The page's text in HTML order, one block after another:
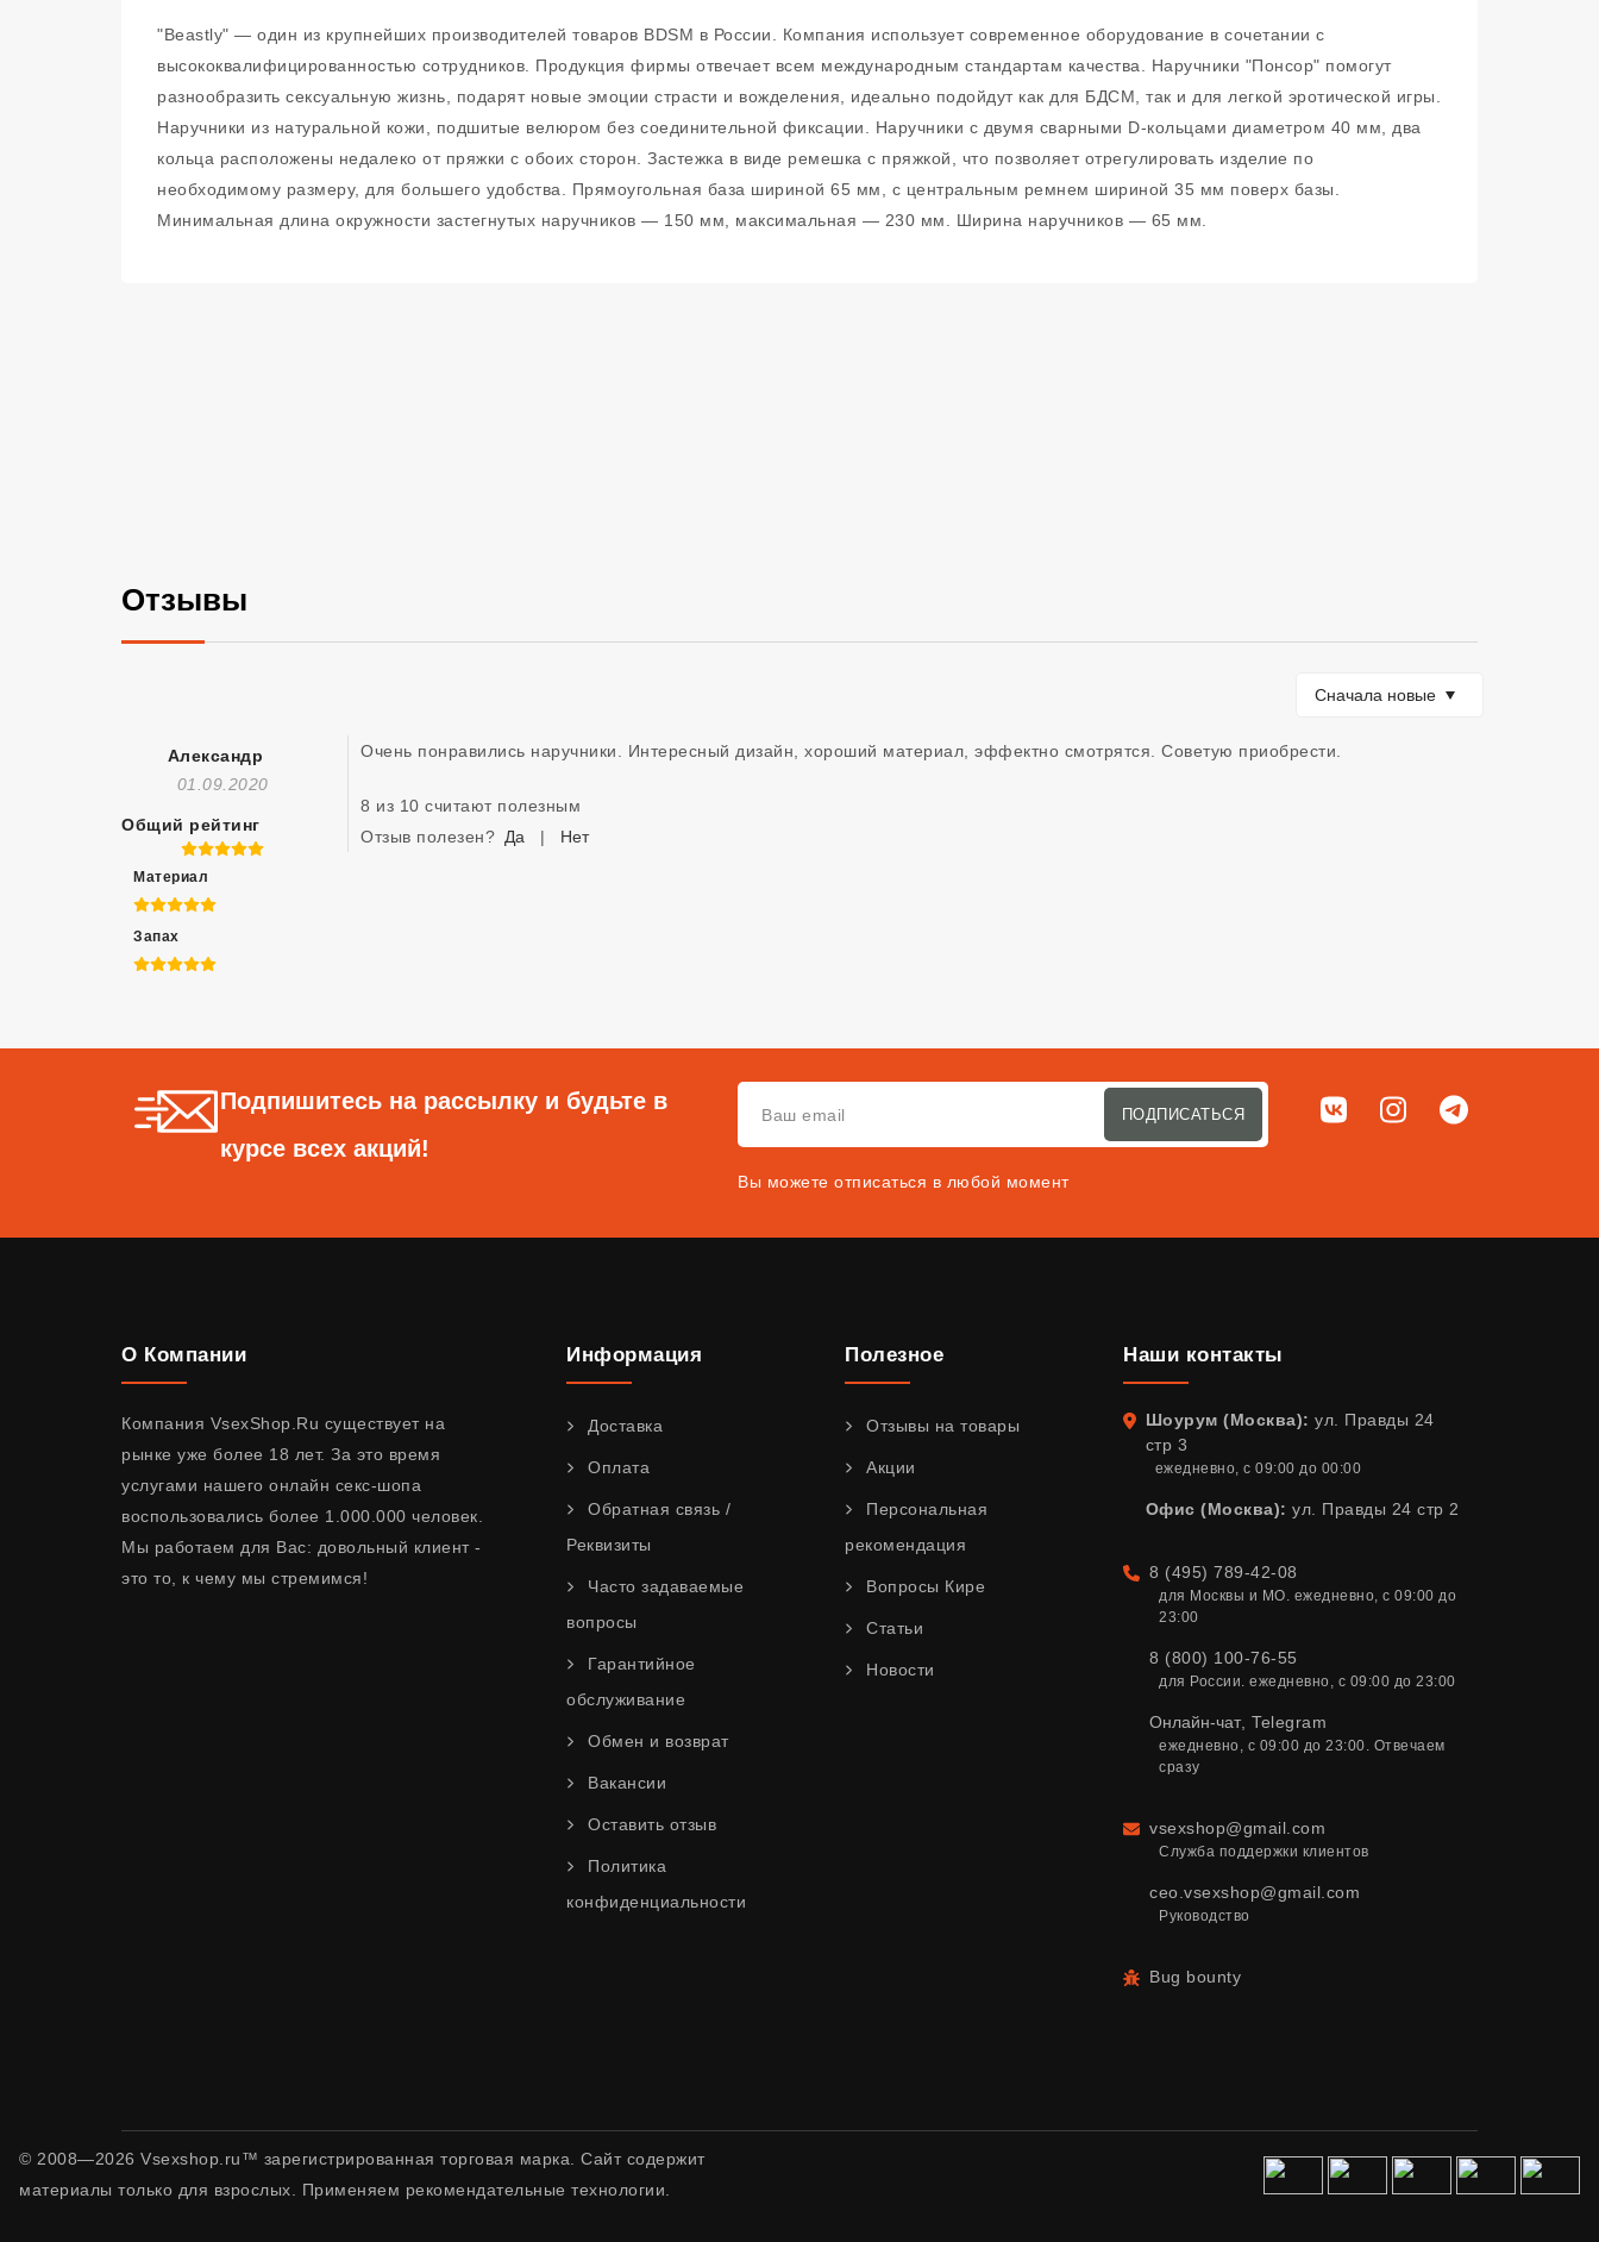
"Beastly" — один из крупнейших производителей товаров BDSM в России. Компания использует современное оборудование в сочетании с
высококвалифицированностью сотрудников. Продукция фирмы отвечает всем международным стандартам качества. Наручники "Понсор" помогут
разнообразить сексуальную жизнь, подарят новые эмоции страсти и вожделения, идеально подойдут как для БДСМ, так и для легкой эротической игры.
Наручники из натуральной кожи, подшитые велюром без соединительной фиксации. Наручники с двумя сварными D-кольцами диаметром 40 мм, два
кольца расположены недалеко от пряжки с обоих сторон. Застежка в виде ремешка с пряжкой, что позволяет отрегулировать изделие по
необходимому размеру, для большего удобства. Прямоугольная база шириной 65 мм, с центральным ремнем шириной 35 мм поверх базы.
Минимальная длина окружности застегнутых наручников — 150 мм, максимальная — 230 мм. Ширина наручников — 65 мм.
Отзывы
Сортировать по
Сначала новые
Александр
Отзыв Создан
01.09.2020
Общий рейтинг
5 из 5
Материал
5 из 5
Запах
5 из 5
Очень понравились наручники. Интересный дизайн, хороший материал, эффектно смотрятся. Советую приобрести.
8 из 10 считают полезным
Отзыв полезен? Да | Нет
Подпишитесь на рассылку и будьте в
курсе всех акций!
ПОДПИСАТЬСЯ
Вы можете отписаться в любой момент
Мы в соц. сетях
ВКонтактеInstagramTelegram
О Компании
Компания VsexShop.Ru существует на
рынке уже более 18 лет. За это время
услугами нашего онлайн секс-шопа
воспользовались более 1.000.000 человек.
Мы работаем для Вас: довольный клиент -
это то, к чему мы стремимся!
Информация
Доставка
Оплата
Обратная связь /
Реквизиты
Часто задаваемые
вопросы
Гарантийное
обслуживание
Обмен и возврат
Вакансии
Оставить отзыв
Политика
конфиденциальности
Полезное
Отзывы на товары
Акции
Персональная
рекомендация
Вопросы Кире
Статьи
Новости
Наши контакты
Адрес
Шоурум (Москва): ул. Правды 24
стр 3
ежедневно, с 09:00 до 00:00
Офис (Москва): ул. Правды 24 стр 2
Телефон
8 (495) 789-42-08
для Москвы и МО. ежедневно, с 09:00 до
23:00
8 (800) 100-76-55
для России. ежедневно, с 09:00 до 23:00
Онлайн-чат,Telegram
ежедневно, с 09:00 до 23:00. Отвечаем
сразу
Email
vsexshop@gmail.com
Служба поддержки клиентов
ceo.vsexshop@gmail.com
Руководство
Bug bounty
© 2008—2026 Vsexshop.ru™ зарегистрированная торговая марка. Сайт содержит
материалы только для взрослых. Применяем рекомендательные технологии.